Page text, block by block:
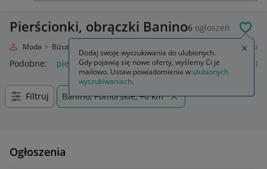
Pierścionki, obrączki Banino6 ogłoszeń
Moda Biżuteria i Zegarki Pierścionki, obrączki
Podobne: pierścionki obrączki złote pierścionki obrączki 8
Filtruj Banino, Pomorskie, +0 km
Ogłoszenia
Dodaj swoje wyszukiwania do ulubionych.
Gdy pojawią się nowe oferty, wyślemy Ci je
mailowo. Ustaw powiadomienia w ulubionych
wyszukiwaniach.